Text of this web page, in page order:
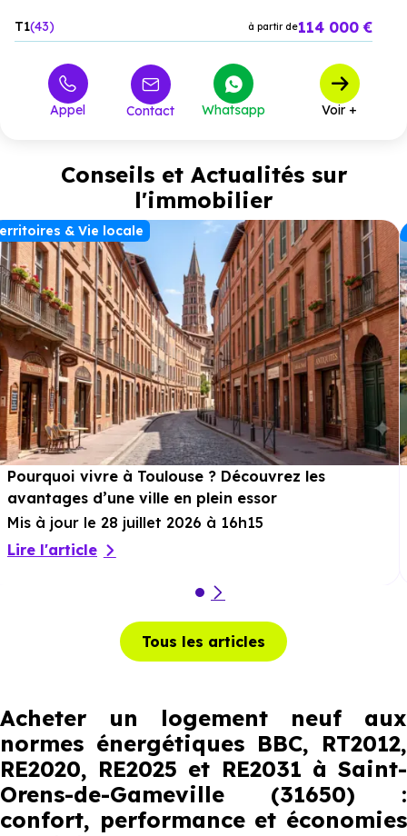
T1 43 à partir de114 000 €
Appel Contact Whatsapp Voir +
Conseils et Actualités sur
l'immobilier
& Vie locale
Pourquoi vivre à Toulouse ? Découvrez les
avantages d’une ville en plein essor
Mis à jour le 28 juillet 2026 à 16h15
Lire l'article
Tous les articles
Acheter un logement neuf aux
normes énergétiques BBC, RT2012,
RE2020, RE2025 et RE2031 à Saint-
Orens-de-Gameville (31650) :
confort, performance et économies